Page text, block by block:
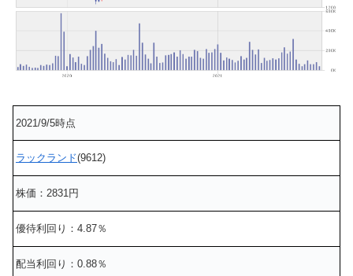
2021/9/5時点
ラックランド(9612)
株価：2831円
優待利回り：4.87％
配当利回り：0.88％